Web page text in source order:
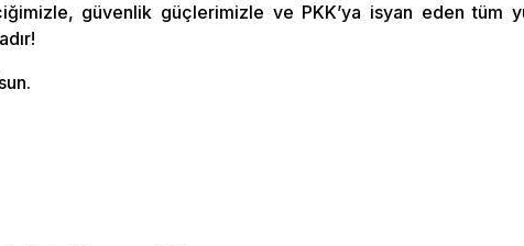
güvenlik güçlerimizle ve PKK’ya isyan eden tüm